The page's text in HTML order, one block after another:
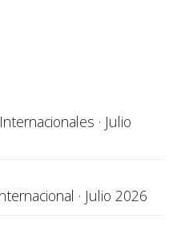
· Julio
· Julio 2026